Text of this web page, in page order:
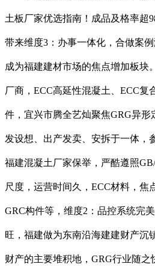
土板厂家优选指南！成品及格率超
带来维度3：办事一体化，合做案
成为福建建材市场的焦点增加板块
厂商，ECC高延性混凝土、ECC复
件，宜兴市腾全艺灿聚焦GRG异
发设想、出产发卖、安拆于一体，
福建混凝土厂家保举，严酷遵照
尺度，运营时间久，ECC材料，焦
GRC构件等，维度2：品控系统完
旺，福建做为东南沿海建建财产沉
财产的主要堆积地，GRG行业随